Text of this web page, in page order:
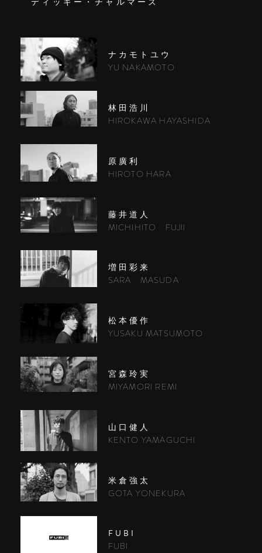
ナカモトユウ
YU NAKAMOTO
林田浩川
HIROKAWA HAYASHIDA
原廣利
HIROTO HARA
藤井道人
MICHIHITO FUJII
増田彩来
SARA MASUDA
松本優作
YUSAKU MATSUMOTO
宮森玲実
MIYAMORI REMI
山口健人
KENTO YAMAGUCHI
米倉強太
GOTA YONEKURA
FUBI
FUBI